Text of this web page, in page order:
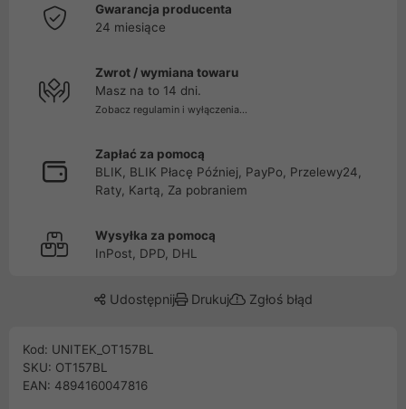
Gwarancja producenta
24 miesiące
Zwrot / wymiana towaru
Masz na to 14 dni.
Zobacz regulamin i wyłączenia...
Zapłać za pomocą
BLIK, BLIK Płacę Później, PayPo, Przelewy24,
Raty, Kartą, Za pobraniem
Wysyłka za pomocą
InPost, DPD, DHL
Udostępnij Drukuj Zgłoś błąd
Kod: UNITEK_OT157BL
SKU: OT157BL
EAN: 4894160047816